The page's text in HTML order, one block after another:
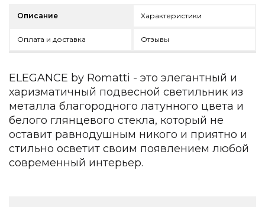
ARTOPIA — Mid-Century
Подбор, производство и комплектация по вашему
Декор
По типу
Для кухни
Предметы интерьера
Описание Характеристики
Оплата и доставка Отзывы
ELEGANCE by Romatti - это элегантный и
харизматичный подвесной светильник из
металла благородного латунного цвета и
белого глянцевого стекла, который не
оставит равнодушным никого и приятно и
стильно осветит своим появлением любой
современный интерьер.